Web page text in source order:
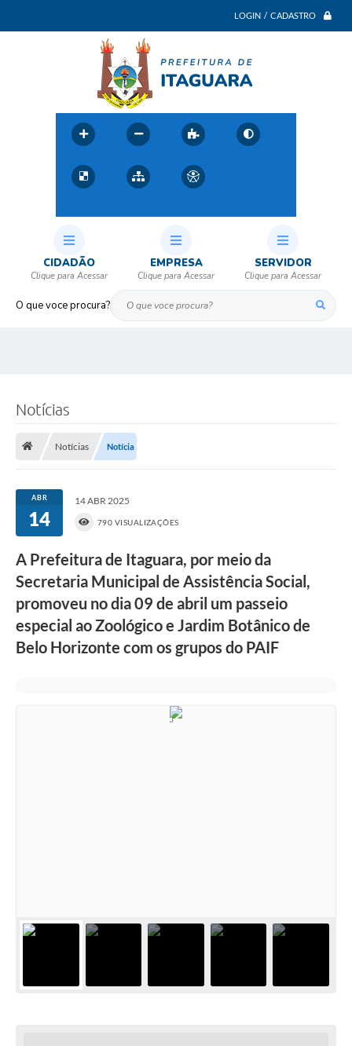
LOGIN / CADASTRO
O que voce procura?
CIDADÃO EMPRESA SERVIDOR
Notícias
Notícias Notícia
ABR
14
14 ABR 2025
790 VISUALIZAÇÕES
A Prefeitura de Itaguara, por meio da
Secretaria Municipal de Assistência Social,
promoveu no dia 09 de abril um passeio
especial ao Zoológico e Jardim Botânico de
Belo Horizonte com os grupos do PAIF